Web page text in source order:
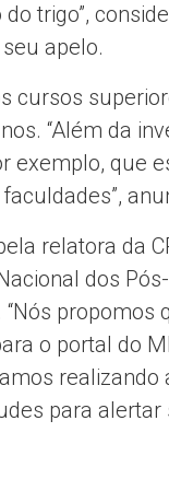
trigo”,
apelo.
cursos
“Além da
exemplo, que
relatora da
dos
“Nós
o portal do
para